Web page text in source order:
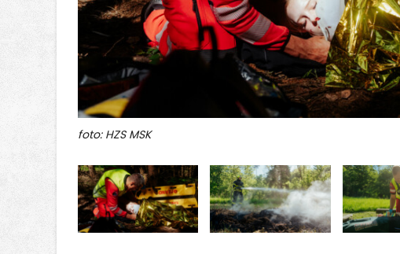
foto: HZS MSK